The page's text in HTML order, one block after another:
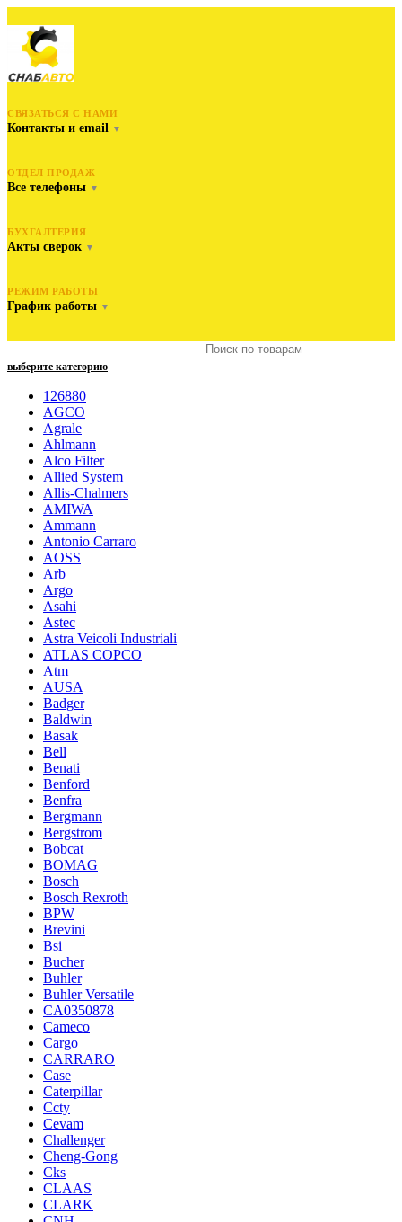
СВЯЗАТЬСЯ С НАМИ
Контакты и email ▼
ОТДЕЛ ПРОДАЖ
Все телефоны ▼
БУХГАЛТЕРИЯ
Акты сверок ▼
РЕЖИМ РАБОТЫ
График работы ▼
выберите категорию
126880
AGCO
Agrale
Ahlmann
Alco Filter
Allied System
Allis-Chalmers
AMIWA
Ammann
Antonio Carraro
AOSS
Arb
Argo
Asahi
Astec
Astra Veicoli Industriali
ATLAS COPCO
Atm
AUSA
Badger
Baldwin
Basak
Bell
Benati
Benford
Benfra
Bergmann
Bergstrom
Bobcat
BOMAG
Bosch
Bosch Rexroth
BPW
Brevini
Bsi
Bucher
Buhler
Buhler Versatile
CA0350878
Cameco
Cargo
CARRARO
Case
Caterpillar
Ccty
Cevam
Challenger
Cheng-Gong
Cks
CLAAS
CLARK